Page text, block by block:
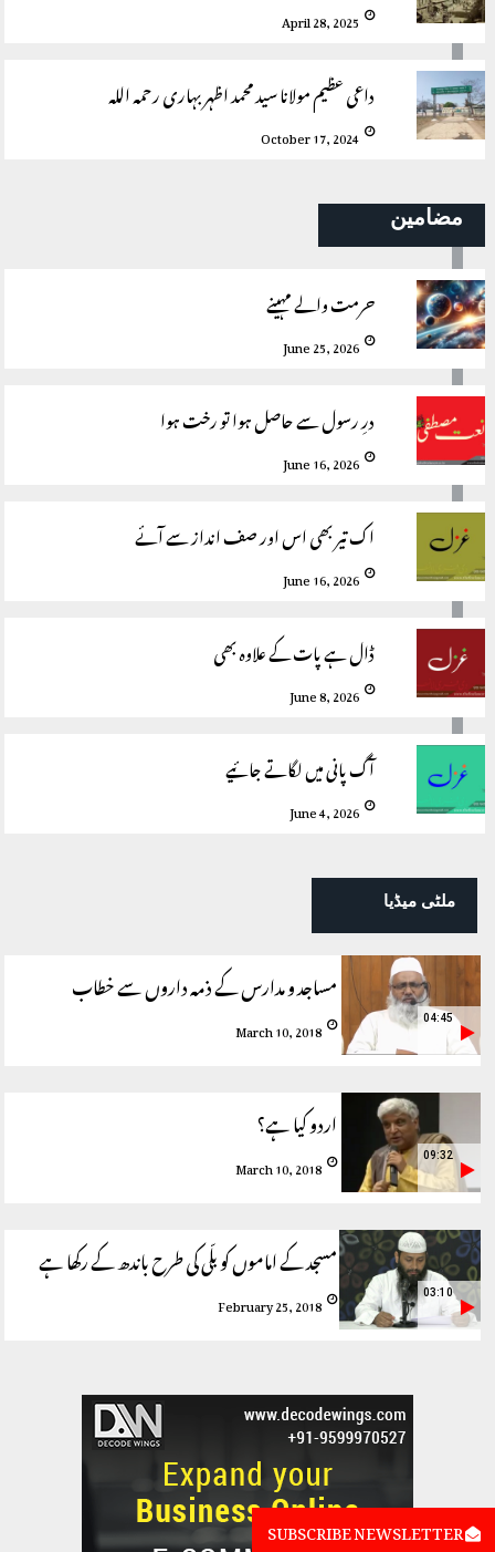
April 28, 2025
داعی عظیم مولانا سید محمد اظہر بہاری رحمہ اللہ
October 17, 2024
مضامین
حرمت والے مہینے
June 25, 2026
درِ رسول سے حاصل ہوا تو رخت ہوا
June 16, 2026
اک تیر بھی اس اور صف انداز سے آئے
June 16, 2026
ڈال ہے پات کے علاوہ بھی
June 8, 2026
آگ پانی میں لگاتے جائیے
June 4, 2026
ملٹی میڈیا
مساجد و مدارس کے ذمہ داروں سے خطاب
March 10, 2018 04:45
اردو کیا ہے؟
March 10, 2018 09:32
مسجد کے اماموں کو بلّی کی طرح باندھ کے رکھا ہے
February 25, 2018 03:10
SUBSCRIBE NEWSLETTER